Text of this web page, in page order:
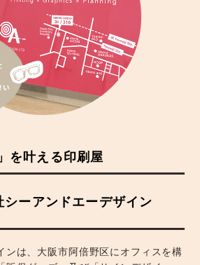
を叶える印刷屋
シーアンドエーデザイン
ンは、大阪市阿倍野区にオフィスを構